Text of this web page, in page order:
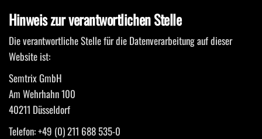
Hinweis zur verantwortlichen Stelle
Die verantwortliche Stelle für die Datenverarbeitung auf dieser
Website ist:
Semtrix GmbH
Am Wehrhahn 100
40211 Düsseldorf
Telefon: +49 (0) 211 688 535-0